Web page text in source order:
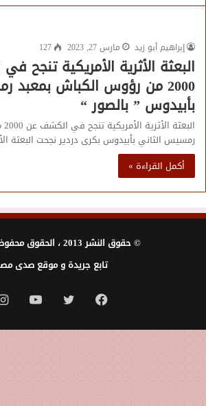
إبراهيم أبو زيد
مارس 27, 2023 127
البعثة الأثرية الأمريكية تنجح
2000 من رؤوس الكباش بمعبد
بأبيدوس ” بالصور “
رمسيس الثاني بأبيدوس بكرى دردير نجحت البعثة
أكمل القراءة »
© حقوق النشر 2013 ، الحقوق محفوظة |
تابع جريدة و موقع صدى
فيسبوك تويتر